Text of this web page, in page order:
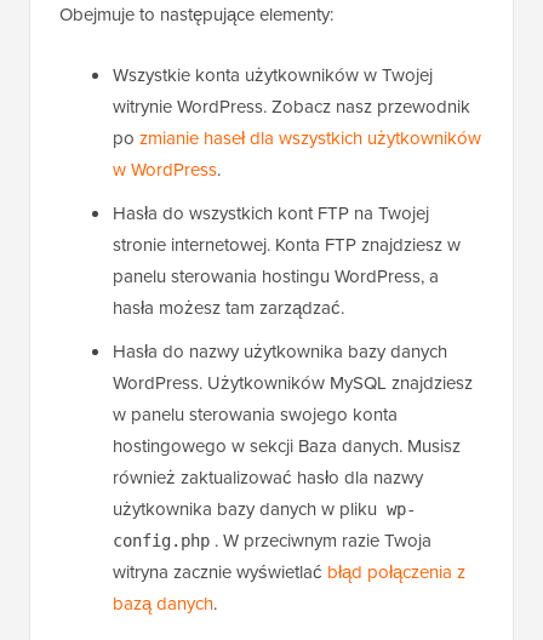
Obejmuje to następujące elementy:
Wszystkie konta użytkowników w Twojej
witrynie WordPress. Zobacz nasz przewodnik
po zmianie haseł dla wszystkich użytkowników
w WordPress.
Hasła do wszystkich kont FTP na Twojej
stronie internetowej. Konta FTP znajdziesz w
panelu sterowania hostingu WordPress, a
hasła możesz tam zarządzać.
Hasła do nazwy użytkownika bazy danych
WordPress. Użytkowników MySQL znajdziesz
w panelu sterowania swojego konta
hostingowego w sekcji Baza danych. Musisz
również zaktualizować hasło dla nazwy
użytkownika bazy danych w pliku wp-
config.php . W przeciwnym razie Twoja
witryna zacznie wyświetlać błąd połączenia z
bazą danych.